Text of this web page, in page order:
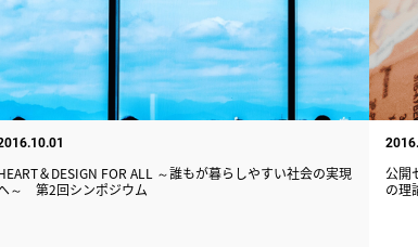
＆DESIGN FOR ALL ～誰もが暮らしやすい社会の実現
～ 第2回シンポジウム
公開
の理